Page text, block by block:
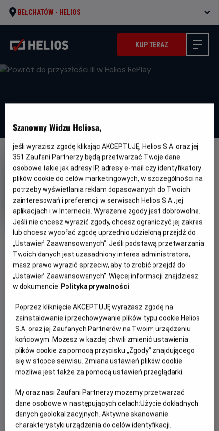
BEŁCHATÓW - HELIOS
KUP TERAZ
OBSERWUJ
Powrót do przyszłości III w
Helios RePlay
Oryginalny
tytuł
Back to the Future Part III Gatunek
Przygodowy /
Akcja
Minimalny
wiek
Od 13 lat
Czas
trwania
128 min
REŻYSERIA
Robert Zemeckis
SCENARIUSZ
Robert Zemeckis, Bob Gale
Christopher Lloyd, Michael J. Fox, Mary Steenburgen
WIĘCEJ SZCZEGÓŁÓW
OPIS WYDARZENIA
W trzeciej części serii „Powrót do przyszłości” bohater
Marty McFly (Michael J. Fox) musi cofnąć się w czasie do
Dzikiego Zachodu z 1885 roku, aby uratować swojego
przyjaciela, doktora Browna (Christopher Lloyd), który, jak
się dowiedział, czeka na śmiertelny pojedynek z jednym z
okrutnych przodków złoczyńcy Biffa. Tymczasem doktor
Steenburgen).
Szanowny Widzu Heliosa,
jeśli wyrazisz zgodę klikając AKCEPTUJĘ, Helios S.A. oraz jej
351 Zaufani Partnerzy będą przetwarzać Twoje dane
osobowe takie jak adresy IP, adresy e-mail czy identyfikatory
plików cookie do celów marketingowych, w szczególności na
potrzeby wyświetlania reklam dopasowanych do Twoich
zainteresowań i preferencji w serwisach Helios S.A., jej
aplikacjach i w Internecie. Wyrażenie zgody jest dobrowolne.
Jeśli nie chcesz wyrazić zgody, chcesz ograniczyć jej zakres
lub chcesz wycofać zgodę uprzednio udzieloną przejdź do
„Ustawień Zaawansowanych”. Jeśli podstawą przetwarzania
Twoich danych jest uzasadniony interes administratora,
masz prawo wyrazić sprzeciw, aby to zrobić przejdź do
„Ustawień Zaawansowanych”. Więcej informacji znajdziesz
w dokumencie Polityka prywatności
Poprzez kliknięcie AKCEPTUJĘ wyrażasz zgodę na
zainstalowanie i przechowywanie plików typu cookie Helios
S.A. oraz jej Zaufanych Partnerów na Twoim urządzeniu
końcowym. Możesz w każdej chwili zmienić ustawienia
plików cookie za pomocą przycisku „Zgody” znajdującego
się w stopce serwisu. Zmiana ustawień plików cookie
możliwa jest także za pomocą ustawień przeglądarki.
My oraz nasi Zaufani Partnerzy możemy przetwarzać
dane osobowe w następujących celach:Użycie dokładnych
danych geolokalizacyjnych. Aktywne skanowanie
charakterystyki urządzenia do celów identyfikacji.